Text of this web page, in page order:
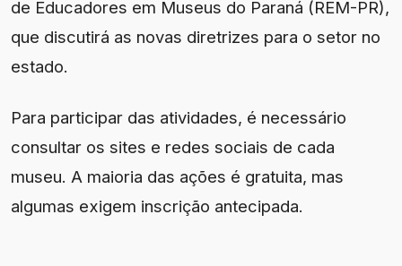
de Educadores em Museus do Paraná (REM-PR),
que discutirá as novas diretrizes para o setor no
estado.
Para participar das atividades, é necessário
consultar os sites e redes sociais de cada
museu. A maioria das ações é gratuita, mas
algumas exigem inscrição antecipada.